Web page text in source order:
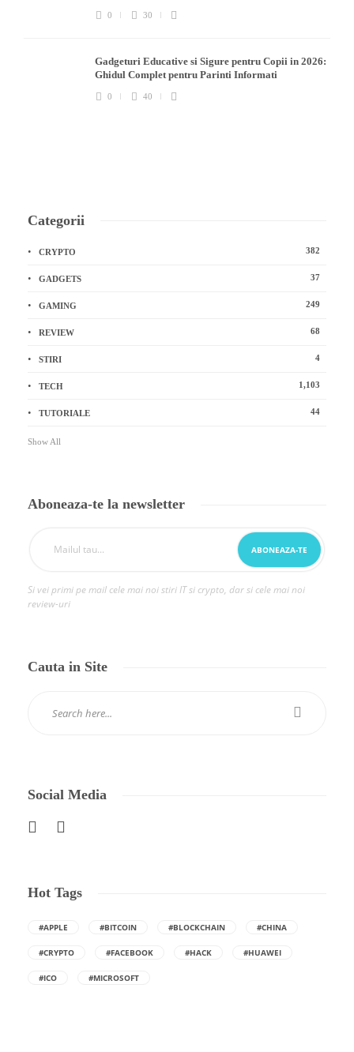
0 30
Gadgeturi Educative si Sigure pentru Copii in 2026:
Ghidul Complet pentru Parinti Informati
0 40
Categorii
CRYPTO 382
GADGETS 37
GAMING 249
REVIEW 68
STIRI 4
TECH 1,103
TUTORIALE 44
Show All
Aboneaza-te la newsletter
Si vei primi pe mail cele mai noi stiri IT si crypto, dar si cele mai noi
review-uri
Cauta in Site
Social Media
Hot Tags
#APPLE #BITCOIN #BLOCKCHAIN #CHINA
#CRYPTO #FACEBOOK #HACK #HUAWEI
#ICO #MICROSOFT